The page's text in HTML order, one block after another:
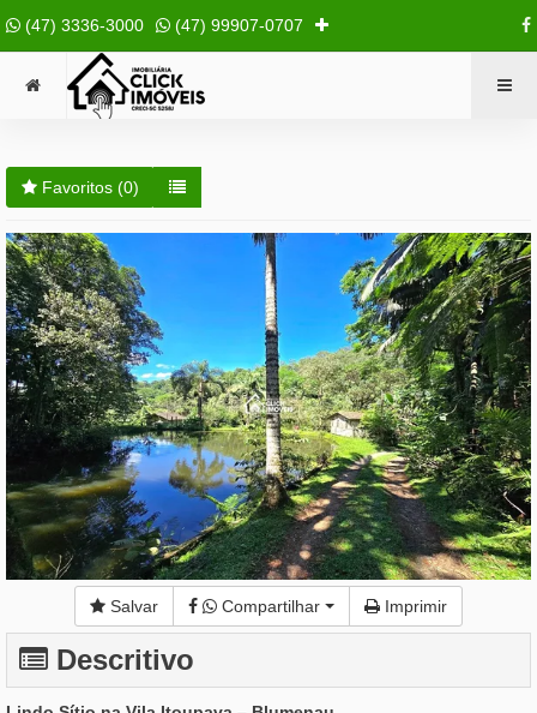
(47) 3336-3000 (47) 99907-0707
Favoritos (0)
Salvar Compartilhar Imprimir
Descritivo